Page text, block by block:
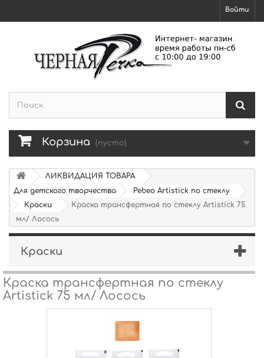
Войти
Корзина (пусто)
ЛИКВИДАЦИЯ ТОВАРА
Для детского творчества
Pebeo Artistick по стеклу
Краски
Краска трансфертная по стеклу Artistick 75
мл/ Лосось
Краски
Краска трансфертная по стеклу
Artistick 75 мл/ Лосось